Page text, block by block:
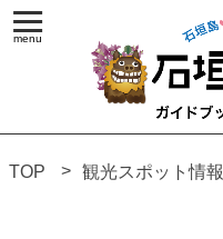
TOP 観光スポット情報